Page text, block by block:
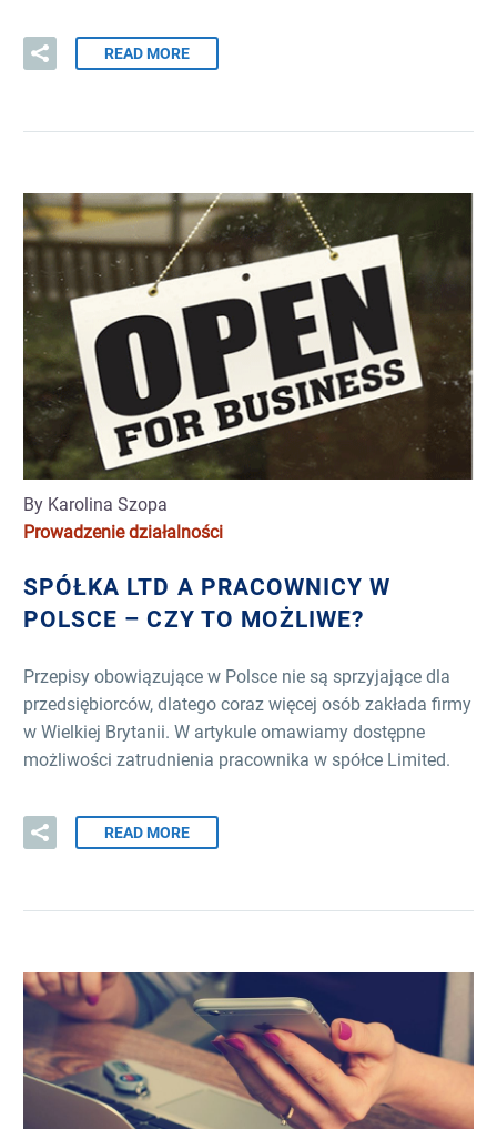
READ MORE
By Karolina Szopa
Prowadzenie działalności
SPÓŁKA LTD A PRACOWNICY W
POLSCE – CZY TO MOŻLIWE?
Przepisy obowiązujące w Polsce nie są sprzyjające dla
przedsiębiorców, dlatego coraz więcej osób zakłada firmy
w Wielkiej Brytanii. W artykule omawiamy dostępne
możliwości zatrudnienia pracownika w spółce Limited.
READ MORE